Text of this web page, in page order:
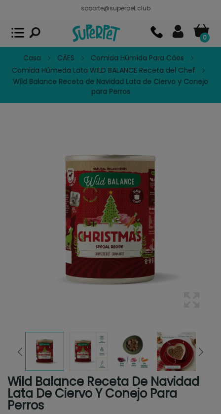
soporte@superpet.club
0
Casa CÃES
Comida Húmida Para Câes
Comida Húmeda Lata WILD BALANCE Receta del Chef
Wild Balance Receta de Navidad Lata de Ciervo y Conejo
para Perros
Wild Balance Receta De Navidad
Lata De Ciervo Y Conejo Para
Perros
Superpet, comida para mascotas
APP GRATIS - En Google Play